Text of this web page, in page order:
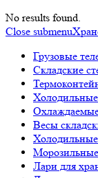
No results found.
Close submenu
Грузовые
Складские
Весы
Лари для